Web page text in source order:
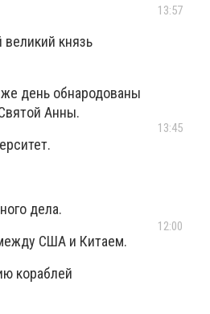
князь
день обнародованы
Анны.
дела.
США и Китаем.
кораблей
13:57
13:45
12:00